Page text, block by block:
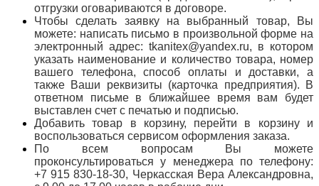
отгрузки оговариваются в договоре.
Чтобы сделать заявку на выбранный товар, Вы
можете: написать письмо в произвольной форме на
электронный адрес: tkanitex@yandex.ru, в котором
указать наименование и количество товара, номер
вашего телефона, способ оплаты и доставки, а
также Ваши реквизиты (карточка предприятия). В
ответном письме в ближайшее время вам будет
выставлен счет с печатью и подписью.
Добавить товар в корзину, перейти в корзину и
воспользоваться сервисом оформления заказа.
По всем вопросам Вы можете
проконсультироваться у менеджера по телефону:
+7 915 830-18-30, Черкасская Вера Александровна,